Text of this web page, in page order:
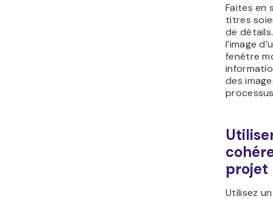
Faites en
titres
de
l’image
fenêtre
des
projet
Utilisez